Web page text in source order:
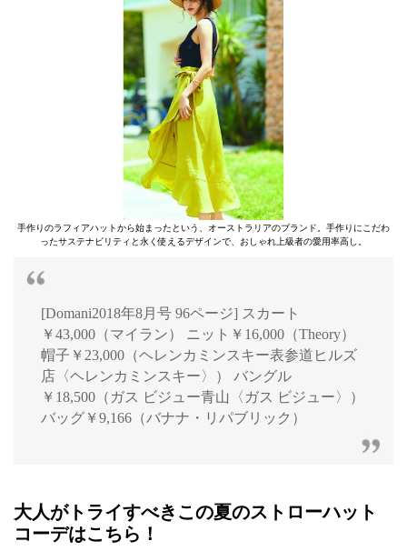
手作りのラフィアハットから始まったという、オーストラリアのブランド。手作りにこだわ
ったサステナビリティと永く使えるデザインで、おしゃれ上級者の愛用率高し。
[Domani2018年8月号 96ページ] スカート
￥43,000（マイラン） ニット￥16,000（Theory）
帽子￥23,000（ヘレンカミンスキー表参道ヒルズ
店〈ヘレンカミンスキー〉） バングル
￥18,500（ガス ビジュー青山〈ガス ビジュー〉）
バッグ￥9,166（バナナ・リパブリック）
大人がトライすべきこの夏のストローハット
コーデはこちら！